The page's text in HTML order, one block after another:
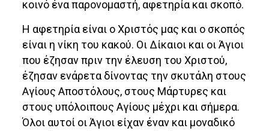
κοινό ένα παρονομαστή, αφετηρία και σκοπό.
Η αφετηρία είναι ο Χριστός μας και ο σκοπός
είναι η νίκη του κακού. Οι Δίκαιοι και οι Άγιοι
που έζησαν πριν την έλευση του Χριστού,
έζησαν ενάρετα δίνοντας την σκυτάλη στους
Αγίους Αποστόλους, στους Μάρτυρες και
στους υπόλοιπους Αγίους μέχρι και σήμερα.
Όλοι αυτοί οι Άγιοι είχαν έναν και μοναδικό